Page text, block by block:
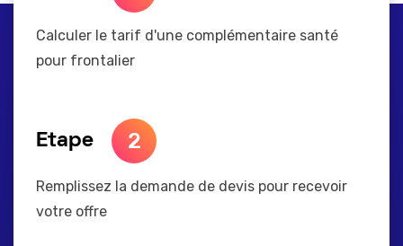
Calculer le tarif d'une complémentaire santé
pour frontalier
Etape 2
Remplissez la demande de devis pour recevoir
votre offre